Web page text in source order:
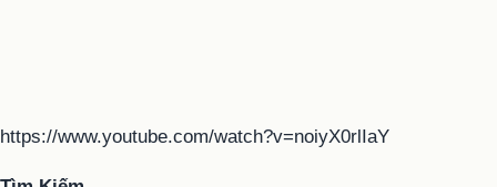
https://www.youtube.com/watch?v=noiyX0rlIaY